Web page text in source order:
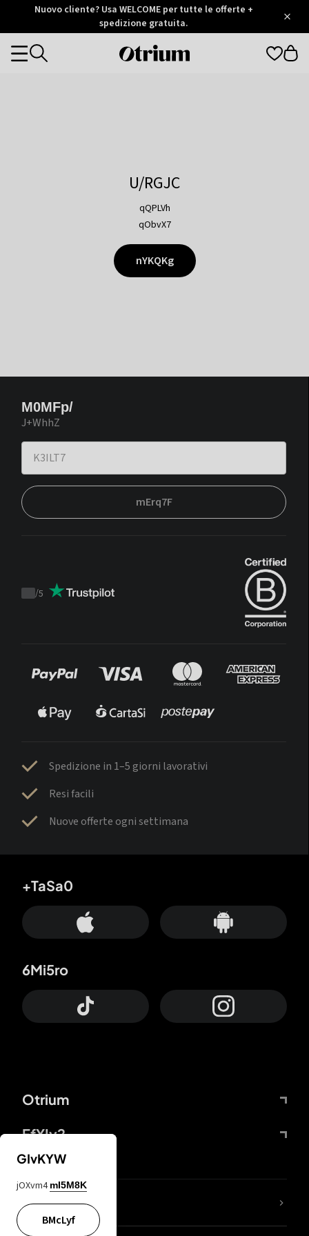
Otrium
Trustpilot
Nuovo cliente? Usa WELCOME per tutte le offerte +
spedizione gratuita.
Otrium
Categories
U/RGJC
qQPLVh
qObvX7
nYKQKg
M0MFp/
J+WhhZ
mErq7F
Trustpilot
/5
Spedizione in 1–5 giorni lavorativi
Resi facili
Nuove offerte ogni settimana
Otrium
FfYIy2
+TaSa0
6Mi5ro
Lj7sBL
GIvKYW
jOXvm4 mI5M8K
BMcLyf